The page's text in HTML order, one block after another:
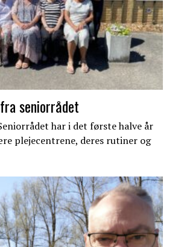
seniorrådet
har i det første halve år
plejecentrene, deres rutiner og